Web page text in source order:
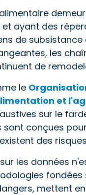
ayant des
de
les
de
le
et
sur le
sont conçues
des
les données
mettent